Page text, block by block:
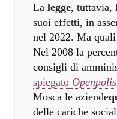
La legge, tuttavia,
suoi effetti, in
nel 2022. Ma quali
Nel 2008 la
consigli di
spiegato Openpolis
Mosca le aziende
delle cariche